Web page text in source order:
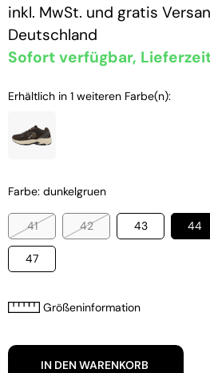
inkl. MwSt. und gratis
Deutschland
Sofort verfügbar, Lieferzeit
Erhältlich in 1 weiteren Farbe(n):
Farbe: dunkelgruen
41 42 43 44
47
Größeninformation
IN DEN WARENKORB